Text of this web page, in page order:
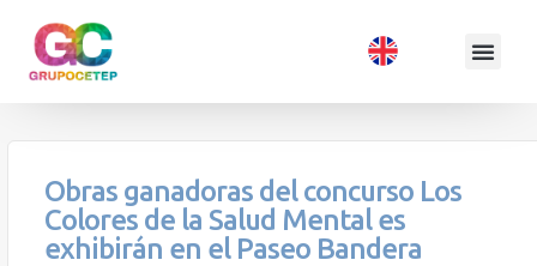
Obras ganadoras del concurso Los
Colores de la Salud Mental es
exhibirán en el Paseo Bandera